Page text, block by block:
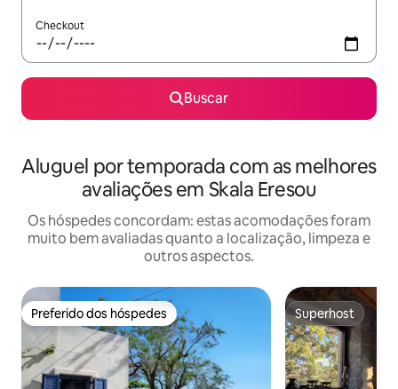
Checkout
Buscar
Aluguel por temporada com as melhores
avaliações em Skala Eresou
Os hóspedes concordam: estas acomodações foram
muito bem avaliadas quanto a localização, limpeza e
outros aspectos.
Preferido dos hóspedes
Preferido dos hóspedes Superhost
Superhost